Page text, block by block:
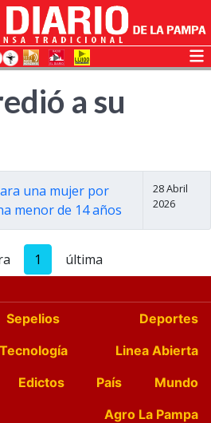
a su
una mujer por
menor de 14 años
28 Abril
2026
1 última
Sepelios
Deportes
Tecnología
Linea Abierta
Edictos País
Mundo
Agro La Pampa